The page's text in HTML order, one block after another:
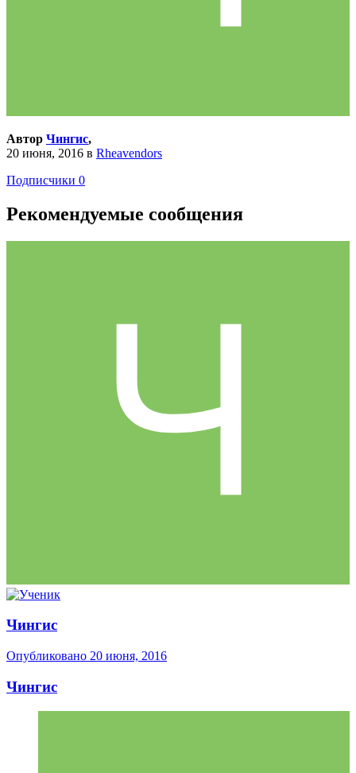
Автор Чингис,
20 июня, 2016 в Rheavendors
Подписчики 0
Рекомендуемые сообщения
Чингис
Опубликовано 20 июня, 2016
Чингис